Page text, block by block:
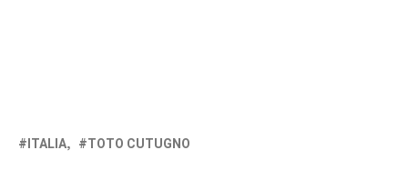
ITALIA TOTO CUTUGNO